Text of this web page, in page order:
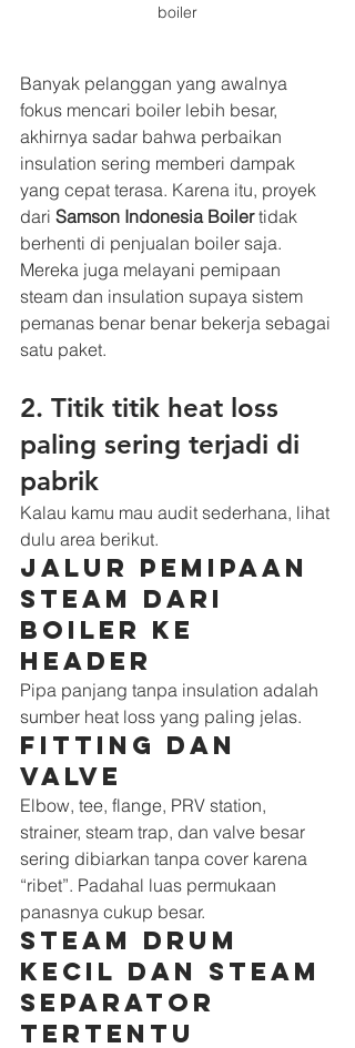
boiler
Banyak pelanggan yang awalnya
fokus mencari boiler lebih besar,
akhirnya sadar bahwa perbaikan
insulation sering memberi dampak
yang cepat terasa. Karena itu, proyek
dari Samson Indonesia Boiler tidak
berhenti di penjualan boiler saja.
Mereka juga melayani pemipaan
steam dan insulation supaya sistem
pemanas benar benar bekerja sebagai
satu paket.
2. Titik titik heat loss
paling sering terjadi di
pabrik
Kalau kamu mau audit sederhana, lihat
dulu area berikut.
Jalur pemipaan
steam dari
boiler ke
header
Pipa panjang tanpa insulation adalah
sumber heat loss yang paling jelas.
Fitting dan
valve
Elbow, tee, flange, PRV station,
strainer, steam trap, dan valve besar
sering dibiarkan tanpa cover karena
“ribet”. Padahal luas permukaan
panasnya cukup besar.
Steam drum
kecil dan steam
separator
tertentu